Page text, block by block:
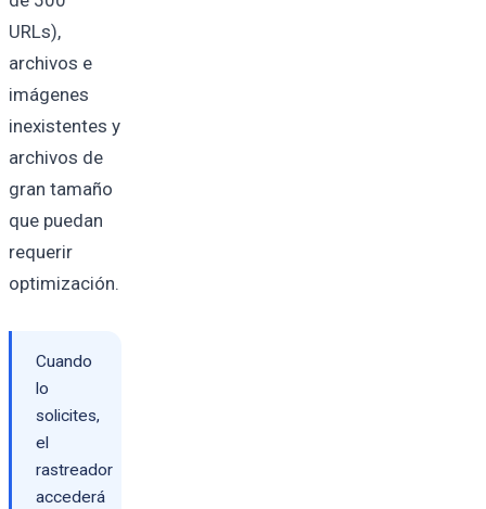
URLs),
archivos e
imágenes
inexistentes y
archivos de
gran tamaño
que puedan
requerir
optimización.
Cuando
lo
solicites,
el
rastreador
accederá